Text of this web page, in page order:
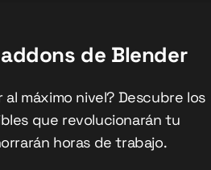
de Blender
al máximo nivel? Descubre los
que revolucionarán tu
horas de trabajo.